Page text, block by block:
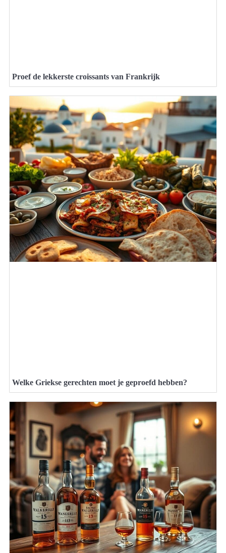
Proef de lekkerste croissants van Frankrijk
Welke Griekse gerechten moet je geproefd hebben?